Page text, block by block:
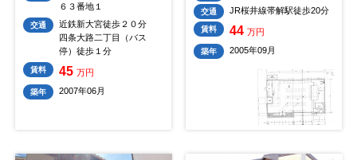
６３番地１
交通
近鉄新大宮徒歩２０分
四条大路二丁目（バス
停）徒歩１分
賃料 45 万円
築年 2007年06月
交通 JR桜井線帯解駅徒歩20分
賃料 44 万円
築年 2005年09月